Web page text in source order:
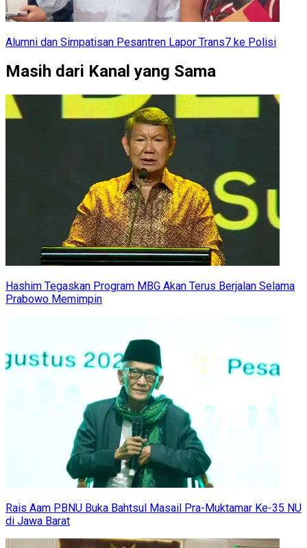
Alumni dan Simpatisan Pesantren Lapor Trans7 ke Polisi
Masih dari Kanal yang Sama
Hashim Tegaskan Program MBG Akan Terus Berjalan Selama
Prabowo Memimpin
Rais Aam PBNU Buka Bahtsul Masail Pra-Muktamar Ke-35 NU
di Jawa Barat